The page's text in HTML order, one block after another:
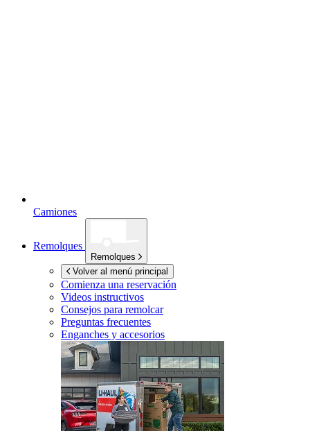
Camiones
Remolques
Remolques
Volver al menú principal
Comienza una reservación
Videos instructivos
Consejos para remolcar
Preguntas frecuentes
Enganches y accesorios